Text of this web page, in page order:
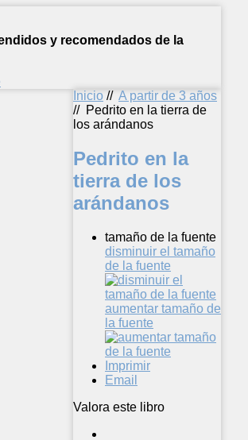
y recomendados de la
Inicio // A partir de 3 años
// Pedrito en la tierra de
los arándanos
Pedrito en la
tierra de los
arándanos
tamaño de la fuente
disminuir el tamaño
de la fuente
aumentar tamaño de
la fuente
Imprimir
Email
Valora este libro